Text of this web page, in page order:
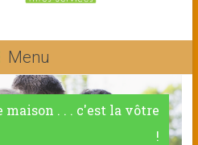
Menu
maison . . . c'est la vôtre
!